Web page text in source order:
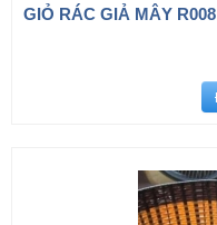
GIỎ RÁC GIẢ MÂY R008